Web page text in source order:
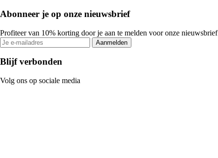
Abonneer je op onze nieuwsbrief
Profiteer van 10% korting door je aan te melden voor onze nieuwsbrief
Aanmelden
Blijf verbonden
Volg ons op sociale media